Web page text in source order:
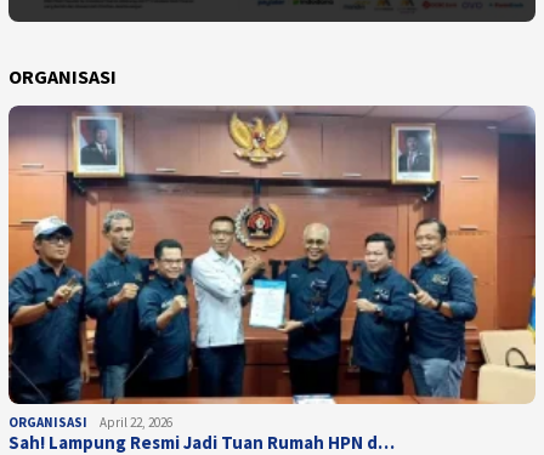
ORGANISASI
ORGANISASI April 22, 2026
Sah! Lampung Resmi Jadi Tuan Rumah HPN d…